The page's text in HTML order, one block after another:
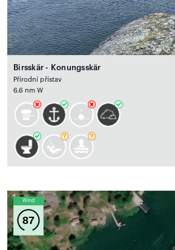
Birsskär - Konungsskär
Přírodní přístav
6.6 nm W
Wind
87